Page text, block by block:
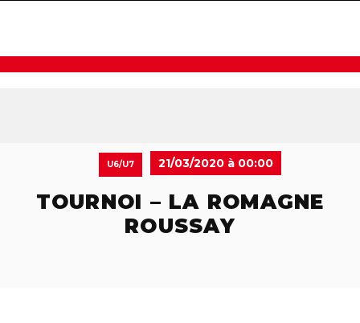
U6/U7 21/03/2020 à 00:00
TOURNOI – LA ROMAGNE
ROUSSAY